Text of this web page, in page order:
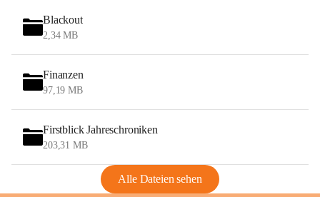
Blackout
2,34 MB
Finanzen
97,19 MB
Firstblick Jahreschroniken
203,31 MB
Alle Dateien sehen